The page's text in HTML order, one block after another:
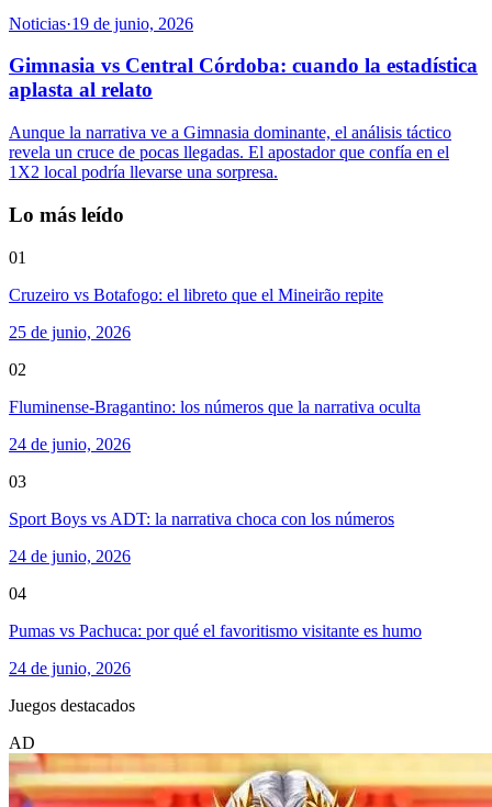
Noticias·19 de junio, 2026
Gimnasia vs Central Córdoba: cuando la estadística
aplasta al relato
Aunque la narrativa ve a Gimnasia dominante, el análisis táctico
revela un cruce de pocas llegadas. El apostador que confía en el
1X2 local podría llevarse una sorpresa.
Lo más leído
01
Cruzeiro vs Botafogo: el libreto que el Mineirão repite
25 de junio, 2026
02
Fluminense-Bragantino: los números que la narrativa oculta
24 de junio, 2026
03
Sport Boys vs ADT: la narrativa choca con los números
24 de junio, 2026
04
Pumas vs Pachuca: por qué el favoritismo visitante es humo
24 de junio, 2026
Juegos destacados
AD